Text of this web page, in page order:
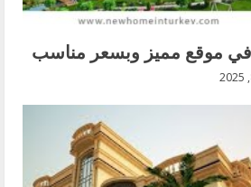
في موقع مميز وبسعر مناسب